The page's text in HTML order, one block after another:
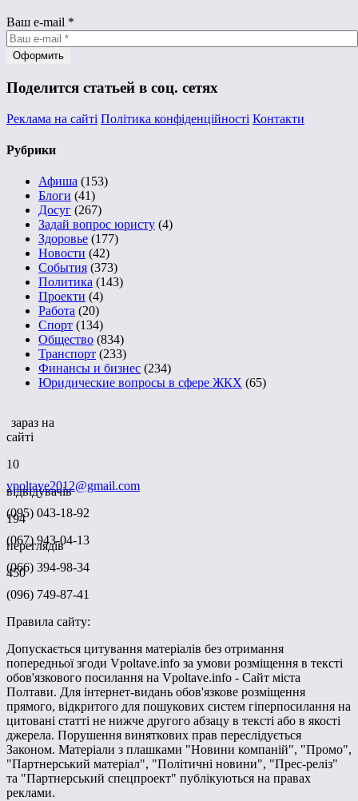
Ваш e-mail *
Поделится статьей в соц. сетях
Реклама на сайті Політика конфіденційності Контакти
Рубрики
Афиша (153)
Блоги (41)
Досуг (267)
Задай вопрос юристу (4)
Здоровье (177)
Новости (42)
События (373)
Политика (143)
Проекти (4)
Работа (20)
Спорт (134)
Общество (834)
Транспорт (233)
Финансы и бизнес (234)
Юридические вопросы в сфере ЖКХ (65)
зараз на
сайті
10
відвідувачів
194
переглядів
450
vpoltave2012@gmail.com
(095) 043-18-92
(067) 943-04-13
(066) 394-98-34
(096) 749-87-41
Правила сайту:
Допускається цитування матеріалів без отримання
попередньої згоди Vpoltave.info за умови розміщення в тексті
обов'язкового посилання на Vpoltave.info - Сайт міста
Полтави. Для інтернет-видань обов'язкове розміщення
прямого, відкритого для пошукових систем гіперпосилання на
цитовані статті не нижче другого абзацу в тексті або в якості
джерела. Порушення виняткових прав переслідується
Законом. Матеріали з плашками "Новини компаній", "Промо",
"Партнерський матеріал", "Політичні новини", "Прес-реліз"
та "Партнерський спецпроект" публікуються на правах
реклами.